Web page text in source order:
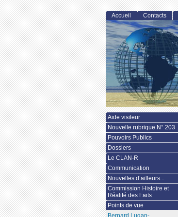
Accueil Contacts
Aide visiteur
Nouvelle rubrique N° 203
Pouvoirs Publics
Dossiers
Le CLAN-R
Communication
Nouvelles d’ailleurs...
Commission Histoire et
Réalité des Faits
Points de vue